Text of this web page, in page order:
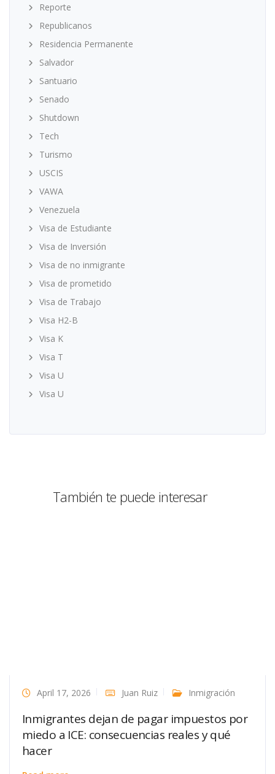
Reporte
Republicanos
Residencia Permanente
Salvador
Santuario
Senado
Shutdown
Tech
Turismo
USCIS
VAWA
Venezuela
Visa de Estudiante
Visa de Inversión
Visa de no inmigrante
Visa de prometido
Visa de Trabajo
Visa H2-B
Visa K
Visa T
Visa U
Visa U
También te puede interesar
April 17, 2026 Juan Ruiz Inmigración
Inmigrantes dejan de pagar impuestos por
miedo a ICE: consecuencias reales y qué
hacer